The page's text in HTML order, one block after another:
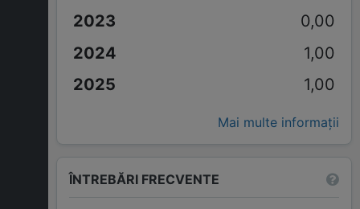
0,00
1,00
1,00
Mai multe informații
ÎNTREBĂRI FRECVENTE